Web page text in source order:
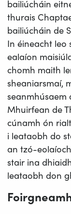
bailiúcháin
thurais
bailiúcháin de
In éineacht leo
ealaíon
chomh maith
sheaniarsmaí,
seanmhúsaem
Mhuirfean de
cúnamh ón
i leataobh do
an tzó-
stair ina
leataobh don